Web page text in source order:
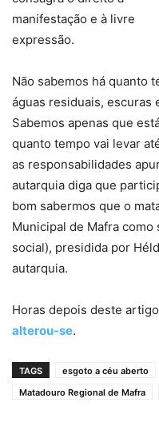
manifestação e à livre
expressão.
Não sabemos há quanto
águas residuais, escuras
Sabemos apenas que
quanto tempo vai levar
as responsabilidades
autarquia diga que
bom sabermos que o
Municipal de Mafra
social), presidida por
autarquia.
Horas depois deste
alterou-se.
TAGS esgoto a céu aberto
Matadouro Regional de Mafra